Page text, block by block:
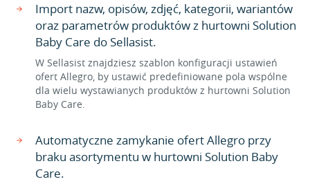
Import nazw, opisów, zdjęć, kategorii, wariantów
oraz parametrów produktów z hurtowni Solution
Baby Care do Sellasist.
W Sellasist znajdziesz szablon konfiguracji ustawień
ofert Allegro, by ustawić predefiniowane pola wspólne
dla wielu wystawianych produktów z hurtowni Solution
Baby Care.
Automatyczne zamykanie ofert Allegro przy
braku asortymentu w hurtowni Solution Baby
Care.